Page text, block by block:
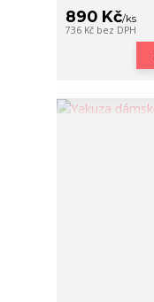
890 Kč/ks
736 Kč bez DPH